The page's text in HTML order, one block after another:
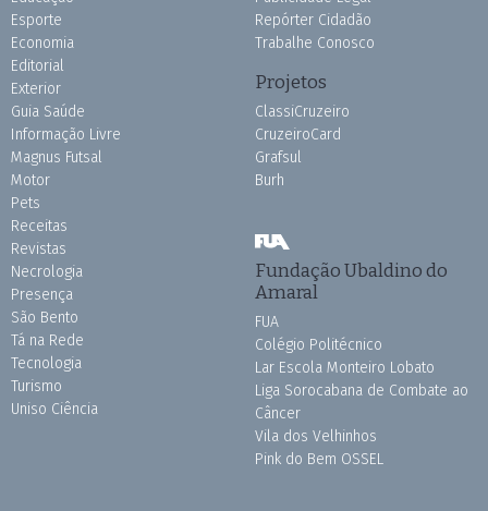
Esporte
Economia
Editorial
Exterior
Guia Saúde
Informação Livre
Magnus Futsal
Motor
Pets
Receitas
Revistas
Necrologia
Presença
São Bento
Tá na Rede
Tecnologia
Turismo
Uniso Ciência
Repórter Cidadão
Trabalhe Conosco
Projetos
ClassiCruzeiro
CruzeiroCard
Grafsul
Burh
Fundação Ubaldino do
Amaral
FUA
Colégio Politécnico
Lar Escola Monteiro Lobato
Liga Sorocabana de Combate ao
Câncer
Vila dos Velhinhos
Pink do Bem OSSEL